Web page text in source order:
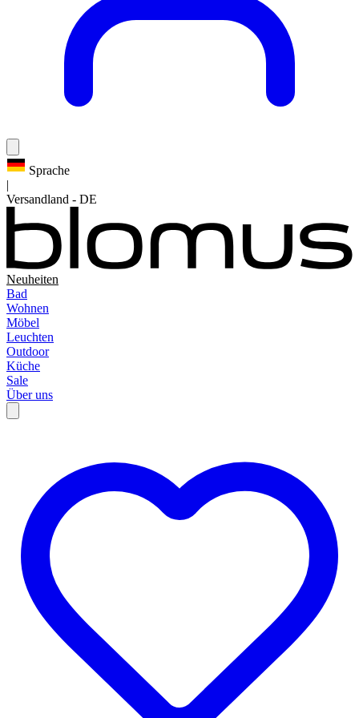
Sprache
|
Versandland - DE
Neuheiten
Bad
Wohnen
Möbel
Leuchten
Outdoor
Küche
Sale
Über uns